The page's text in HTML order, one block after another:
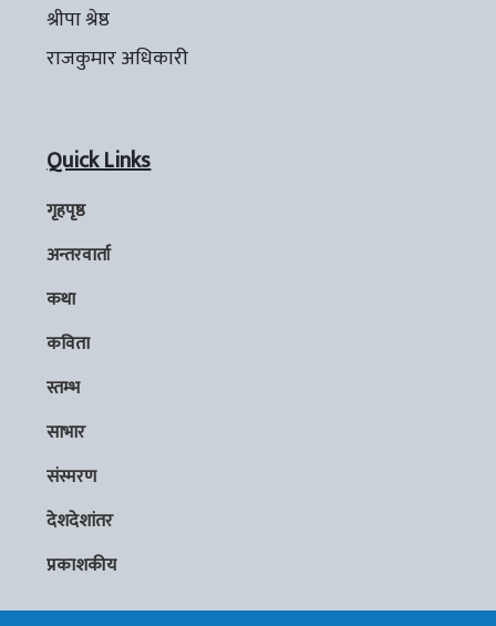
श्रीपा श्रेष्ठ
राजकुमार अधिकारी
Quick Links
गृहपृष्ठ
अन्तरवार्ता
कथा
कविता
स्तम्भ
साभार
संस्मरण
देशदेशांतर
प्रकाशकीय